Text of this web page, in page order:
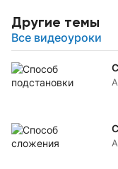
Другие темы
Все видеоуроки